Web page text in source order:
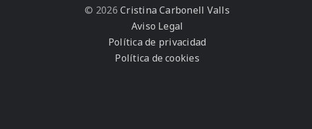
© 2026 Cristina Carbonell Valls
Aviso Legal
Política de privacidad
Política de cookies